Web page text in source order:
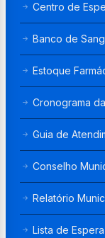
Centro de
Banco de
Estoque
Cronograma
Guia de
Conselho
Relatório
Lista de